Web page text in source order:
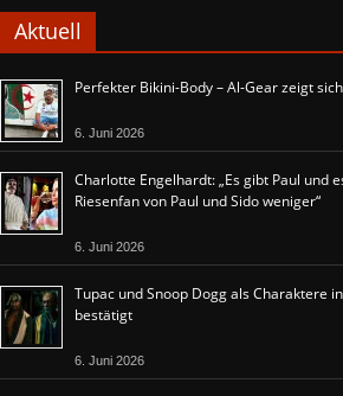
Aktuell
Perfekter Bikini-Body – Al-Gear zeigt
6. Juni 2026
Charlotte Engelhardt: „Es gibt Paul und
Riesenfan von Paul und Sido weniger“
6. Juni 2026
Tupac und Snoop Dogg als Charaktere
bestätigt
6. Juni 2026